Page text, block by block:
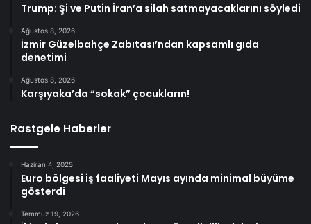
Trump: Şi ve Putin İran’a silah satmayacaklarını söyledi
Ağustos 8, 2026
İzmir Güzelbahçe Zabıtası’ndan kapsamlı gıda
denetimi
Ağustos 8, 2026
Karşıyaka’da “sokak” çocukların!
Rastgele Haberler
Haziran 4, 2025
Euro bölgesi iş faaliyeti Mayıs ayında minimal büyüme
gösterdi
Temmuz 19, 2026